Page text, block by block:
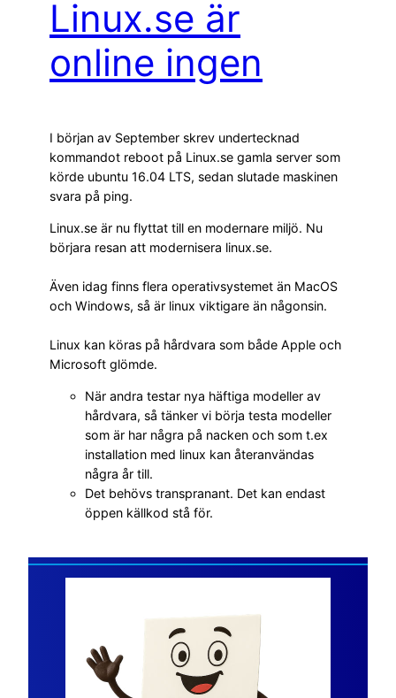
Linux.se är
online ingen
I början av September skrev undertecknad
kommandot reboot på Linux.se gamla server som
körde ubuntu 16.04 LTS, sedan slutade maskinen
svara på ping.
Linux.se är nu flyttat till en modernare miljö. Nu
börjara resan att modernisera linux.se.
Även idag finns flera operativsystemet än MacOS
och Windows, så är linux viktigare än någonsin.
Linux kan köras på hårdvara som både Apple och
Microsoft glömde.
När andra testar nya häftiga modeller av
hårdvara, så tänker vi börja testa modeller
som är har några på nacken och som t.ex
installation med linux kan återanvändas
några år till.
Det behövs transpranant. Det kan endast
öppen källkod stå för.